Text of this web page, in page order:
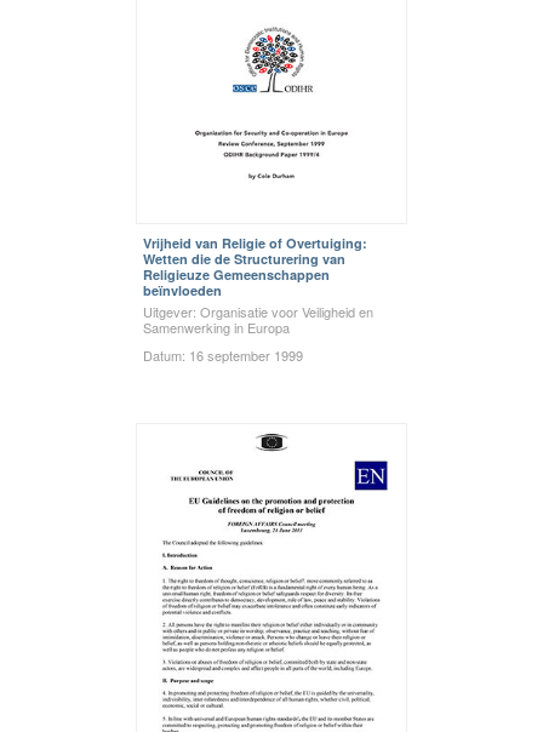
Vrijheid van Religie of Overtuiging:
Wetten die de Structurering van
Religieuze Gemeenschappen
beïnvloeden
Uitgever: Organisatie voor Veiligheid en
Samenwerking in Europa
Datum: 16 september 1999